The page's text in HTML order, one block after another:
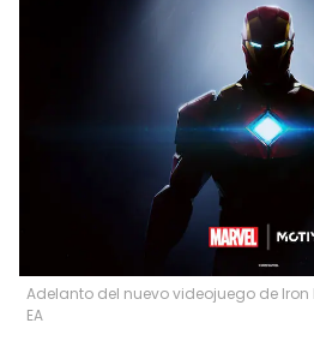
Adelanto del nuevo videojuego de
EA